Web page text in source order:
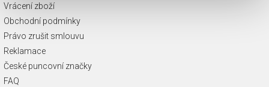
Vrácení zboží
Obchodní podmínky
Právo zrušit smlouvu
Reklamace
České puncovní značky
FAQ